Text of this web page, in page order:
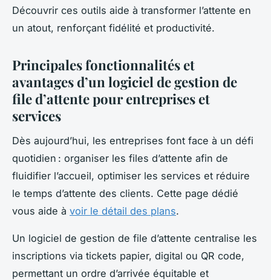
Découvrir ces outils aide à transformer l’attente en
un atout, renforçant fidélité et productivité.
Principales fonctionnalités et
avantages d’un logiciel de gestion de
file d’attente pour entreprises et
services
Dès aujourd’hui, les entreprises font face à un défi
quotidien : organiser les files d’attente afin de
fluidifier l’accueil, optimiser les services et réduire
le temps d’attente des clients. Cette page dédié
vous aide à voir le détail des plans.
Un logiciel de gestion de file d’attente centralise les
inscriptions via tickets papier, digital ou QR code,
permettant un ordre d’arrivée équitable et